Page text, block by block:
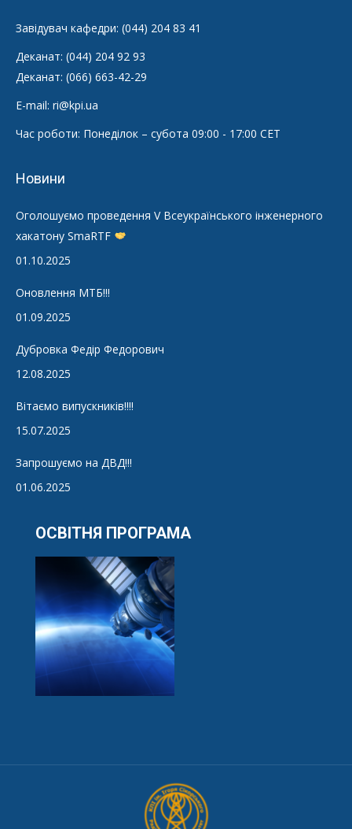
Завідувач кафедри: (044) 204 83 41
Деканат: (044) 204 92 93
Деканат: (066) 663-42-29
E-mail: ri@kpi.ua
Час роботи: Понеділок – субота 09:00 - 17:00 CET
Новини
Оголошуємо проведення V Всеукраїнського інженерного
хакатону SmaRTF
01.10.2025
Оновлення МТБ!!!
01.09.2025
Дубровка Федір Федорович
12.08.2025
Вітаємо випускників!!!!
15.07.2025
Запрошуємо на ДВД!!!
01.06.2025
ОСВІТНЯ ПРОГРАМА